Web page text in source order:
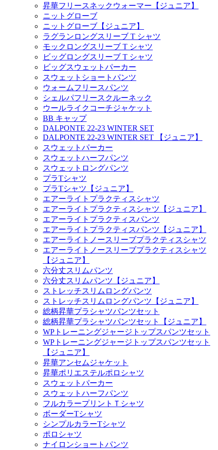
昇華フリースネックウォーマー【ジュニア】
ニットグローブ
ニットグローブ【ジュニア】
ラグランロングスリーブ T シャツ
モックロングスリーブ T シャツ
ビッグロングスリーブ T シャツ
ビッグスウェットパーカー
スウェットショートパンツ
ウォームフリースパンツ
シェルパフリースクルーネック
ウールライクコーチジャケット
BB キャップ
DALPONTE 22-23 WINTER SET
DALPONTE 22-23 WINTER SET 【ジュニア】
スウェットパーカー
スウェットハーフパンツ
スウェットロングパンツ
プラTシャツ
プラTシャツ【ジュニア】
エアーライトプラクティスシャツ
エアーライトプラクティスシャツ【ジュニア】
エアーライトプラクティスパンツ
エアーライトプラクティスパンツ【ジュニア】
エアーライトノースリーブプラクティスシャツ
エアーライトノースリーブプラクティスシャツ
【ジュニア】
六分丈スリムパンツ
六分丈スリムパンツ【ジュニア】
ストレッチスリムロングパンツ
ストレッチスリムロングパンツ【ジュニア】
総柄昇華プラシャツパンツセット
総柄昇華プラシャツパンツセット【ジュニア】
WPトレーニングジャージトップスパンツセット
WPトレーニングジャージトップスパンツセット
【ジュニア】
昇華アンセムジャケット
昇華ポリエステルポロシャツ
スウェットパーカー
スウェットハーフパンツ
フルカラープリントＴシャツ
ボーダーTシャツ
シンプルカラーTシャツ
ポロシャツ
ナイロンショートパンツ